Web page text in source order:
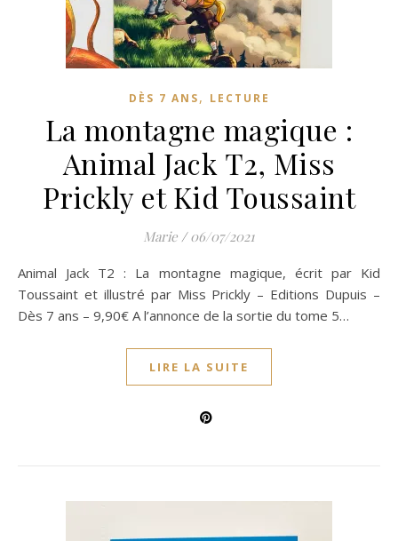
DÈS 7 ANS, LECTURE
La montagne magique :
Animal Jack T2, Miss
Prickly et Kid Toussaint
Marie / 06/07/2021
Animal Jack T2 : La montagne magique, écrit par Kid
Toussaint et illustré par Miss Prickly – Editions Dupuis –
Dès 7 ans – 9,90€ A l’annonce de la sortie du tome 5…
LIRE LA SUITE